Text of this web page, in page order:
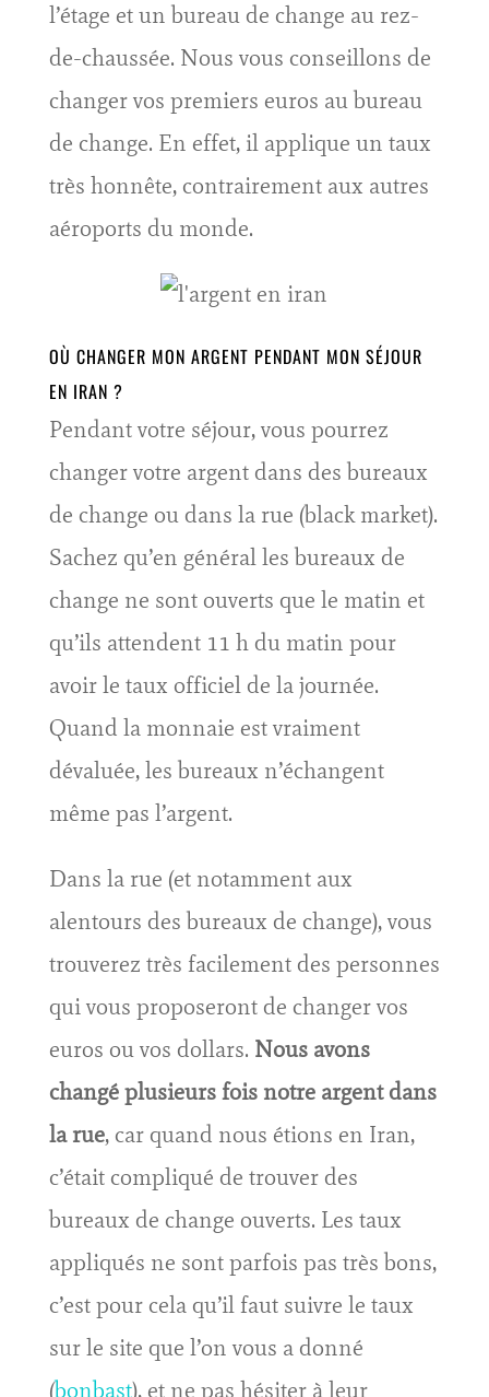
l’étage et un bureau de change au rez-
de-chaussée. Nous vous conseillons de
changer vos premiers euros au bureau
de change. En effet, il applique un taux
très honnête, contrairement aux autres
aéroports du monde.
OÙ CHANGER MON ARGENT PENDANT MON SÉJOUR
EN IRAN ?
Pendant votre séjour, vous pourrez
changer votre argent dans des bureaux
de change ou dans la rue (black market).
Sachez qu’en général les bureaux de
change ne sont ouverts que le matin et
qu’ils attendent 11 h du matin pour
avoir le taux officiel de la journée.
Quand la monnaie est vraiment
dévaluée, les bureaux n’échangent
même pas l’argent.
Dans la rue (et notamment aux
alentours des bureaux de change), vous
trouverez très facilement des personnes
qui vous proposeront de changer vos
euros ou vos dollars. Nous avons
changé plusieurs fois notre argent dans
la rue, car quand nous étions en Iran,
c’était compliqué de trouver des
bureaux de change ouverts. Les taux
appliqués ne sont parfois pas très bons,
c’est pour cela qu’il faut suivre le taux
sur le site que l’on vous a donné
(bonbast), et ne pas hésiter à leur